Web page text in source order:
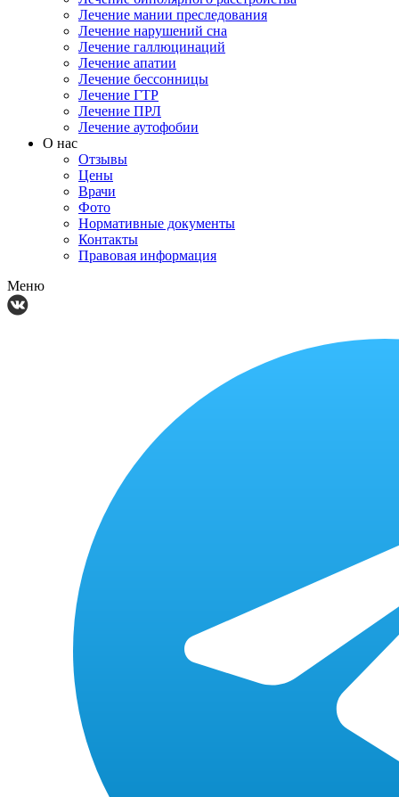
Лечение мании преследования
Лечение нарушений сна
Лечение галлюцинаций
Лечение апатии
Лечение бессонницы
Лечение ГТР
Лечение ПРЛ
Лечение аутофобии
О нас
Отзывы
Цены
Врачи
Фото
Нормативные документы
Контакты
Правовая информация
Меню